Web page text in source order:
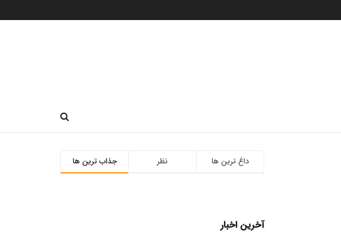
جذاب ترین ها نظر داغ ترین ها
آخرین اخبار